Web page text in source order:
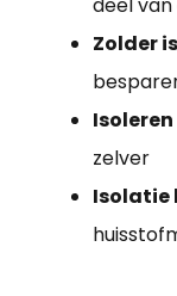
Zolder
zelver
Isolatie